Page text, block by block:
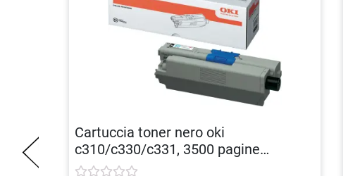
Cartuccia toner nero oki
c310/c330/c331, 3500 pagine
5031713047995